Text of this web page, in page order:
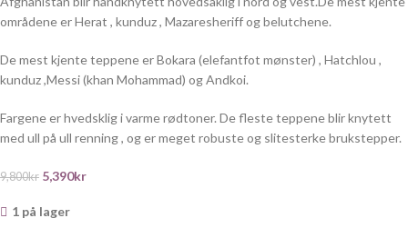
områdene er Herat , kunduz , Mazaresheriff og belutchene.
De mest kjente teppene er Bokara (elefantfot mønster) , Hatchlou ,
kunduz ,Messi (khan Mohammad) og Andkoi.
Fargene er hvedsklig i varme rødtoner. De fleste teppene blir knytett
med ull på ull renning , og er meget robuste og slitesterke brukstepper.
9,800kr 5,390kr
1 på lager